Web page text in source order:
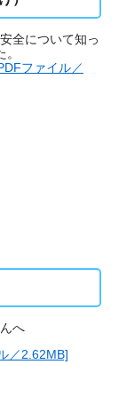
全について知っ
ファイル／
へ
／2.62MB]